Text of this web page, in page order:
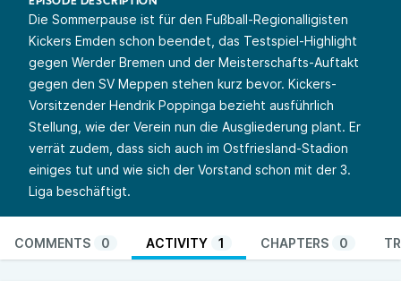
Die Sommerpause ist für den Fußball-Regionalligisten
Kickers Emden schon beendet, das Testspiel-Highlight
gegen Werder Bremen und der Meisterschafts-Auftakt
gegen den SV Meppen stehen kurz bevor. Kickers-
Vorsitzender Hendrik Poppinga bezieht ausführlich
Stellung, wie der Verein nun die Ausgliederung plant. Er
verrät zudem, dass sich auch im Ostfriesland-Stadion
einiges tut und wie sich der Vorstand schon mit der 3.
Liga beschäftigt.
COMMENTS 0 ACTIVITY 1 CHAPTERS 0